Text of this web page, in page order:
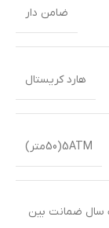
ضامن دار
هارد کریستال
5ATM(50متر)
سال ضمانت بین